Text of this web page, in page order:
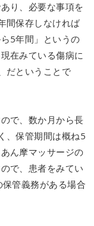
り、必要な事項を
間保存しなければ
5年間」というの
在みている傷病に
だということで
で、数か月から長
、保管期間は概ね5
ん摩マッサージの
で、患者をみてい
管義務がある場合